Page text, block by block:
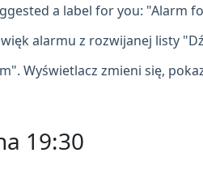
a label for you: "Alarm
alarmu z rozwijanej listy
Wyświetlacz zmieni się,
19:30